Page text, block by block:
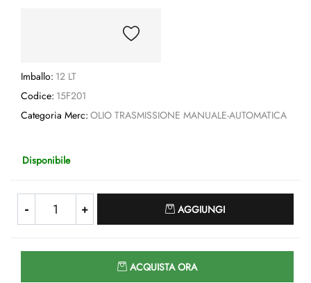
Imballo: 12 LT
Codice: 15F201
Categoria Merc: OLIO TRASMISSIONE MANUALE-AUTOMATICA
Disponibile
AGGIUNGI
ACQUISTA ORA